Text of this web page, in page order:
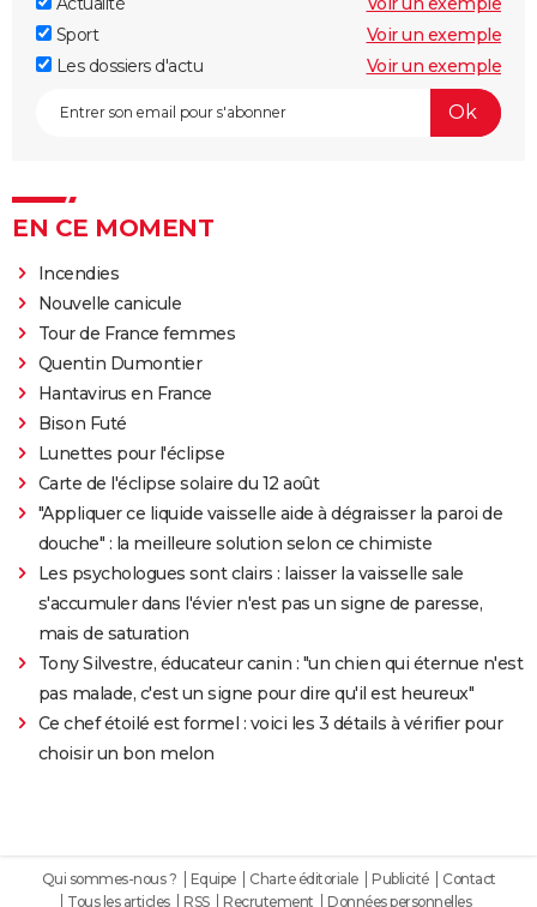
Sport
Voir un exemple
Les dossiers d'actu
Voir un exemple
EN CE MOMENT
Incendies
Nouvelle canicule
Tour de France femmes
Quentin Dumontier
Hantavirus en France
Bison Futé
Lunettes pour l'éclipse
Carte de l'éclipse solaire du 12 août
"Appliquer ce liquide vaisselle aide à dégraisser la paroi de
douche" : la meilleure solution selon ce chimiste
Les psychologues sont clairs : laisser la vaisselle sale
s'accumuler dans l'évier n'est pas un signe de paresse,
mais de saturation
Tony Silvestre, éducateur canin : "un chien qui éternue n'est
pas malade, c'est un signe pour dire qu'il est heureux"
Ce chef étoilé est formel : voici les 3 détails à vérifier pour
choisir un bon melon
Qui sommes-nous ? Equipe Charte éditoriale Publicité
Contact
Tous les articles
RSS Recrutement Données personnelles